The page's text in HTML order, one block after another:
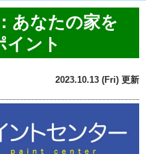
あなたの家を
イント
2023.10.13 (Fri) 更新